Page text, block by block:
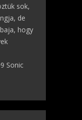
sok,
de
hogy
Sonic